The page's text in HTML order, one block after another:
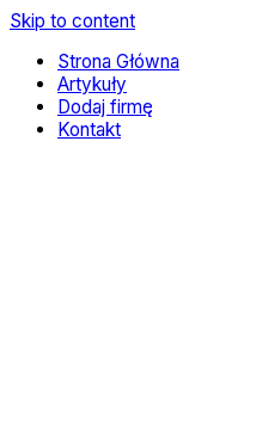
Skip to content
Strona Główna
Artykuły
Dodaj firmę
Kontakt